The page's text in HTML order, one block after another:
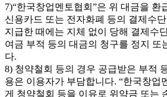
7)“한국창업멘토협회”은 위 대금을 환
신용카드 또는 전자화폐 등의 결제수
지급한 때에는 지체 없이 당해 결제수
여금 부적 등의 대금의 청구를 정지 또
다.
8) 청약철회 등의 경우 공급받은 부적
용은 이용자가 부담합니다. “한국창업
게 청약철회 등을 이유로 위약금 또는